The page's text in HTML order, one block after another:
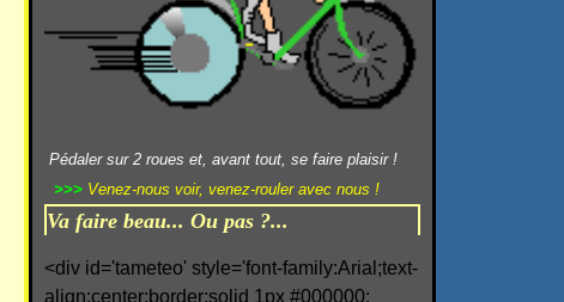
Pédaler sur 2 roues et, avant tout, se faire plaisir !
>>> Venez-nous voir, venez-rouler avec nous !
Va faire beau... Ou pas ?...
<div id='tameteo' style='font-family:Arial;text-
align:center;border:solid 1px #000000;